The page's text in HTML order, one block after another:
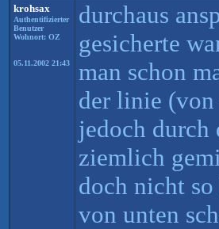
krohsax
Authentifizierter
Benutzer
Wohnort: OZ
05.11.2002 21:43
durchaus
gesicherte
man schon
der linie (von
jedoch durch
ziemlich
doch nicht
von unten